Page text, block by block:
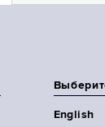
English